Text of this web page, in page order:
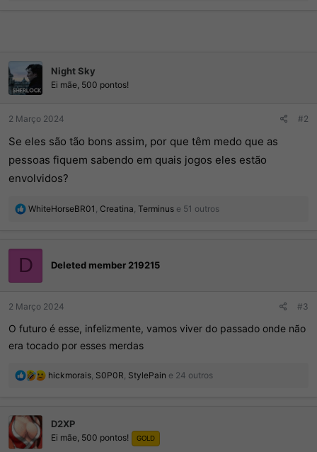
Night Sky
Ei mãe, 500 pontos!
2 Março 2024 #2
Se eles são tão bons assim, por que têm medo que as
pessoas fiquem sabendo em quais jogos eles estão
envolvidos?
R
õ
e
s
WhiteHorseBR01 Creatina Terminus e 51 outros
D Deleted member 219215
2 Março 2024 #3
O futuro é esse, infelizmente, vamos viver do passado onde não
era tocado por esses merdas
R
õ
e
hickmorais S0P0R StylePain e 24 outros
D2XP
Ei mãe, 500 pontos! GOLD